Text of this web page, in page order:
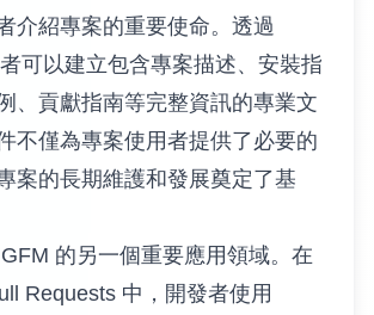
介紹專案的重要使命。透過
可以建立包含專案描述、安裝指
、貢獻指南等完整資訊的專業文
不僅為專案使用者提供了必要的
案的長期維護和發展奠定了基
的另一個重要應用領域。在
Requests 中，開發者使用